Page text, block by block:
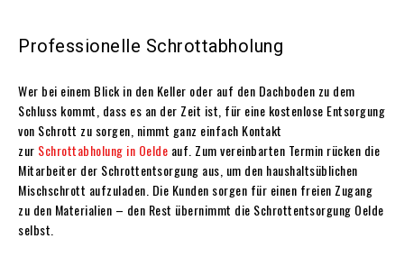
Professionelle Schrottabholung
Wer bei einem Blick in den Keller oder auf den Dachboden zu dem
Schluss kommt, dass es an der Zeit ist, für eine kostenlose Entsorgung
von Schrott zu sorgen, nimmt ganz einfach Kontakt
zur Schrottabholung in Oelde auf. Zum vereinbarten Termin rücken die
Mitarbeiter der Schrottentsorgung aus, um den haushaltsüblichen
Mischschrott aufzuladen. Die Kunden sorgen für einen freien Zugang
zu den Materialien – den Rest übernimmt die Schrottentsorgung Oelde
selbst.